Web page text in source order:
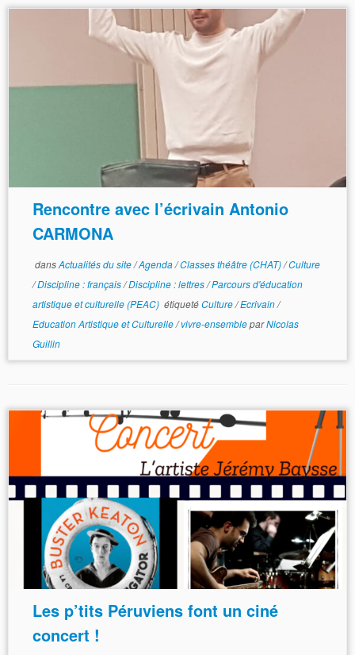
Rencontre avec l’écrivain Antonio
CARMONA
dansActualités du site/Agenda/Classes théâtre (CHAT)/Culture
/Discipline : français/Discipline : lettres/Parcours d'éducation
artistique et culturelle (PEAC) étiquetéCulture/Ecrivain/
Education Artistique et Culturelle/vivre-ensembleparNicolas
Guillin
Les p’tits Péruviens font un ciné
concert !